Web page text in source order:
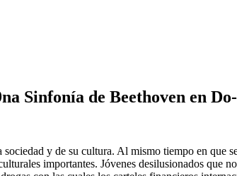
Sinfonía de Beethoven en
y de su cultura. Al mismo tiempo en que
importantes. Jóvenes desilusionados que